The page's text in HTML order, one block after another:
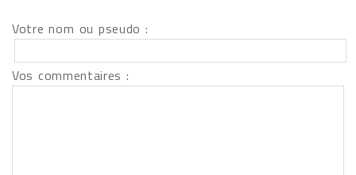
Votre nom ou pseudo :
Vos commentaires :